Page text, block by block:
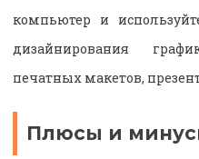
компьютер и
дизайнирования
печатных макетов,
Плюсы и